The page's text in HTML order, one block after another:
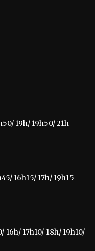
19h/ 19h50/ 21h
16h15/ 17h/ 19h15
16h/ 17h10/ 18h/ 19h10/